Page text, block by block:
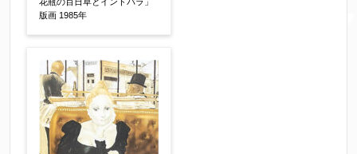
※携帯電話などご連絡が取りやすいお電話番号を
郵便番号 【必須】
版画 1985年